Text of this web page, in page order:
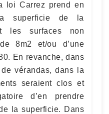
loi Carrez prend en
superficie de la
les surfaces non
8m2 et/ou d’une
En revanche, dans
vérandas, dans la
seraient clos et
d’en prendre
la superficie. Dans